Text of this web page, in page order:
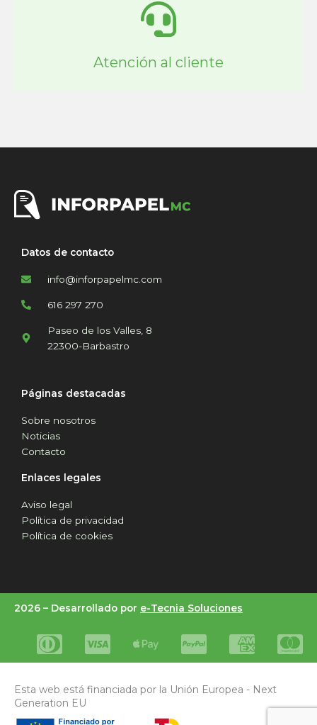
Atención al cliente
Datos de contacto
info@inforpapelmc.com
616 297 270
Paseo de los Valles, 8
22300-Barbastro
Páginas destacadas
Sobre nosotros
Noticias
Contacto
Enlaces legales
Aviso legal
Política de privacidad
Política de cookies
2026 – Desarrollado por e-Tecnia Soluciones
Esta web está financiada por la Unión Europea - Next
Generation EU